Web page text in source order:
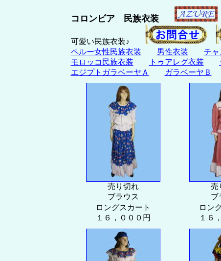
コロンビア 民族衣装
可愛い民族衣装♪
ペルー女性民族衣装
男性衣装 チャ
モロッコ民族衣装
トゥアレグ衣装
エジプトガラベーヤＡ
ガラベーヤＢ
売り切れ
ブラウス
ロングスカート
１６，０００円
売
ブ
ロン
１６